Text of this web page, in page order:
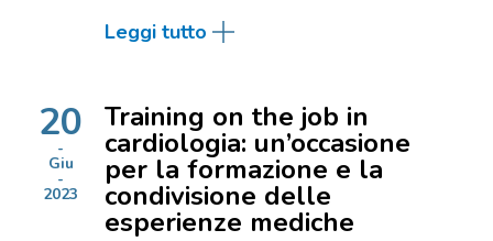
Leggi tutto
20
Giu
2023
Training on the job in
cardiologia: un’occasione
per la formazione e la
condivisione delle
esperienze mediche